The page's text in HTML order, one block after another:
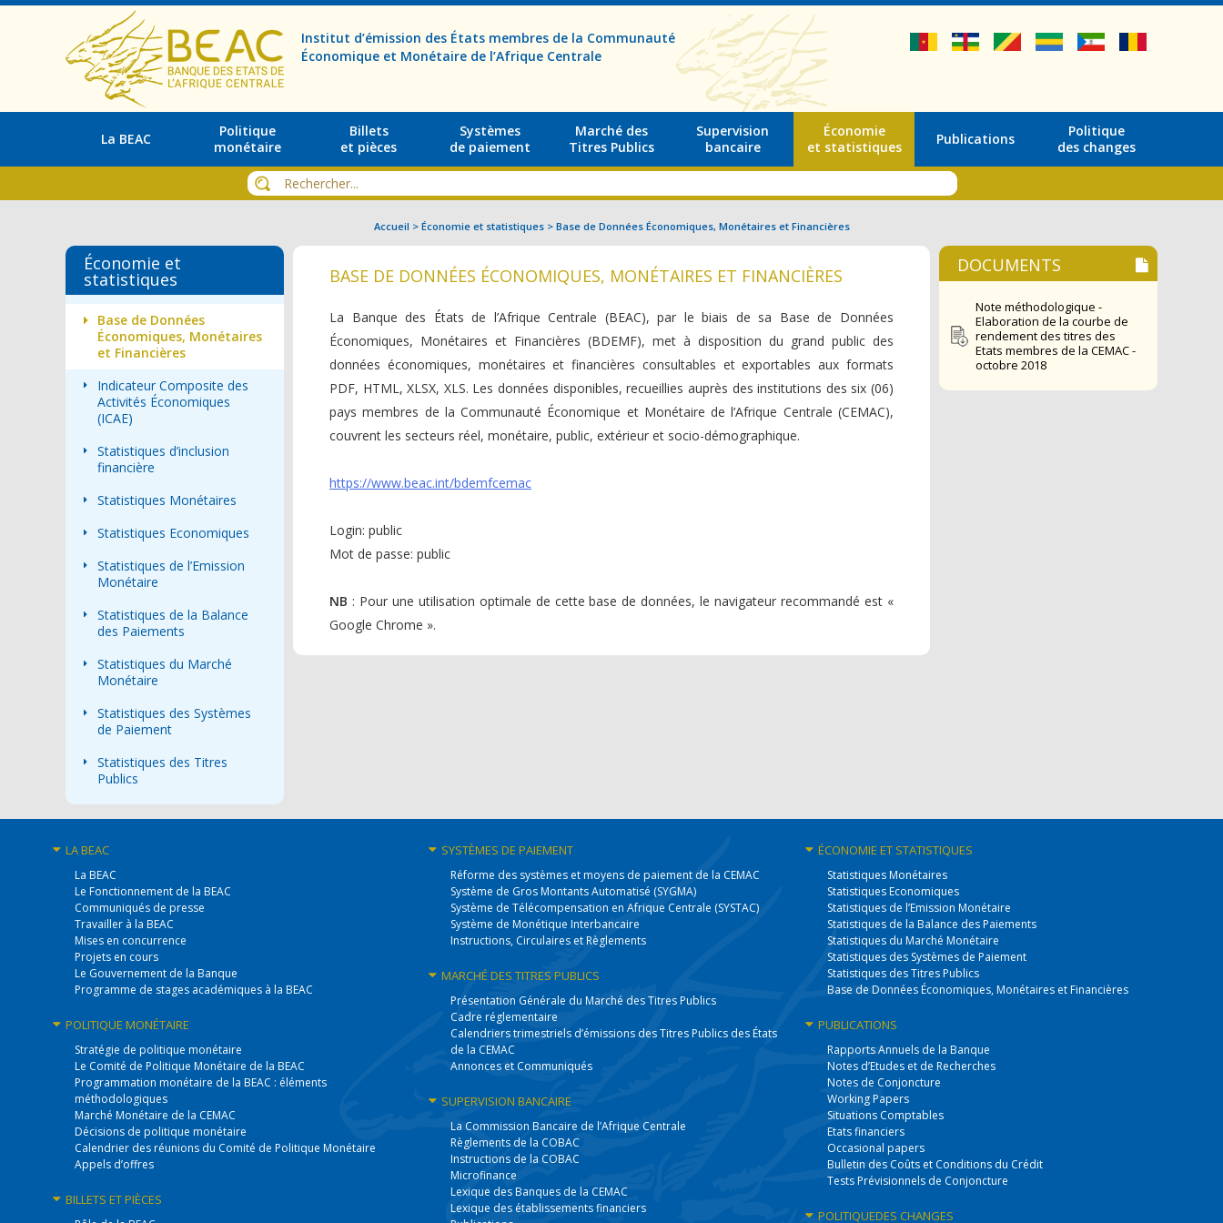
Institut d’émission des États membres de la Communauté
Économique et Monétaire de l’Afrique Centrale
La BEAC
Politique
monétaire
Billets
et pièces
Systèmes
de paiement
Marché des
Titres Publics
Supervision
bancaire
Économie
et statistiques
Publications
Politique
des changes
Accueil > Économie et statistiques> Base de Données Économiques, Monétaires et Financières
Économie et
statistiques
Base de Données
Économiques, Monétaires
et Financières
Indicateur Composite des
Activités Économiques
(ICAE)
Statistiques d’inclusion
financière
Statistiques Monétaires
Statistiques Economiques
Statistiques de l’Emission
Monétaire
Statistiques de la Balance
des Paiements
Statistiques du Marché
Monétaire
Statistiques des Systèmes
de Paiement
Statistiques des Titres
Publics
BASE DE DONNÉES ÉCONOMIQUES, MONÉTAIRES ET FINANCIÈRES
La Banque des États de l’Afrique Centrale (BEAC), par le biais de sa Base de Données
Économiques, Monétaires et Financières (BDEMF), met à disposition du grand public des
données économiques, monétaires et financières consultables et exportables aux formats
PDF, HTML, XLSX, XLS. Les données disponibles, recueillies auprès des institutions des six (06)
pays membres de la Communauté Économique et Monétaire de l’Afrique Centrale (CEMAC),
couvrent les secteurs réel, monétaire, public, extérieur et socio-démographique.
https://www.beac.int/bdemfcemac
Login: public
Mot de passe: public
NB : Pour une utilisation optimale de cette base de données, le navigateur recommandé est «
Google Chrome ».
DOCUMENTS
Note méthodologique -
Elaboration de la courbe de
rendement des titres des
Etats membres de la CEMAC -
octobre 2018
LA BEAC
La BEAC
Le Fonctionnement de la BEAC
Communiqués de presse
Travailler à la BEAC
Mises en concurrence
Projets en cours
Le Gouvernement de la Banque
Programme de stages académiques à la BEAC
POLITIQUE MONÉTAIRE
Stratégie de politique monétaire
Le Comité de Politique Monétaire de la BEAC
Programmation monétaire de la BEAC : éléments
méthodologiques
Marché Monétaire de la CEMAC
Décisions de politique monétaire
Calendrier des réunions du Comité de Politique Monétaire
Appels d’offres
BILLETS ET PIÈCES
SYSTÈMESDE PAIEMENT
Réforme des systèmes et moyens de paiement de la CEMAC
Système de Gros Montants Automatisé (SYGMA)
Système de Télécompensation en Afrique Centrale (SYSTAC)
Système de Monétique Interbancaire
Instructions, Circulaires et Règlements
MARCHÉ DESTITRES PUBLICS
Présentation Générale du Marché des Titres Publics
Cadre réglementaire
Calendriers trimestriels d’émissions des Titres Publics des États
de la CEMAC
Annonces et Communiqués
SUPERVISIONBANCAIRE
La Commission Bancaire de l’Afrique Centrale
Règlements de la COBAC
Instructions de la COBAC
Microfinance
Lexique des Banques de la CEMAC
Lexique des établissements financiers
ÉCONOMIE ET STATISTIQUES
Statistiques Monétaires
Statistiques Economiques
Statistiques de l’Emission Monétaire
Statistiques de la Balance des Paiements
Statistiques du Marché Monétaire
Statistiques des Systèmes de Paiement
Statistiques des Titres Publics
Base de Données Économiques, Monétaires et Financières
PUBLICATIONS
Rapports Annuels de la Banque
Notes d’Etudes et de Recherches
Notes de Conjoncture
Working Papers
Situations Comptables
Etats financiers
Occasional papers
Bulletin des Coûts et Conditions du Crédit
Tests Prévisionnels de Conjoncture
POLITIQUEDES CHANGES